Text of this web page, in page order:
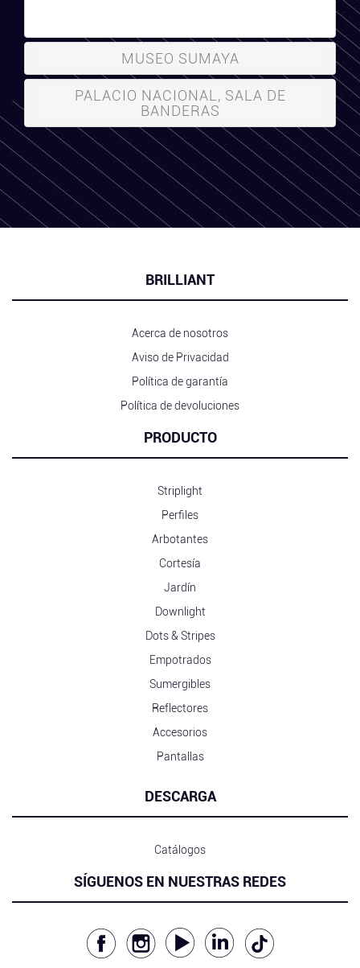
MUSEO SUMAYA
PALACIO NACIONAL, SALA DE
BANDERAS
BRILLIANT
Acerca de nosotros
Aviso de Privacidad
Política de garantía
Política de devoluciones
PRODUCTO
Striplight
Perfiles
Arbotantes
Cortesía
Jardín
Downlight
Dots & Stripes
Empotrados
Sumergibles
Reflectores
Accesorios
Pantallas
DESCARGA
Catálogos
SÍGUENOS EN NUESTRAS REDES